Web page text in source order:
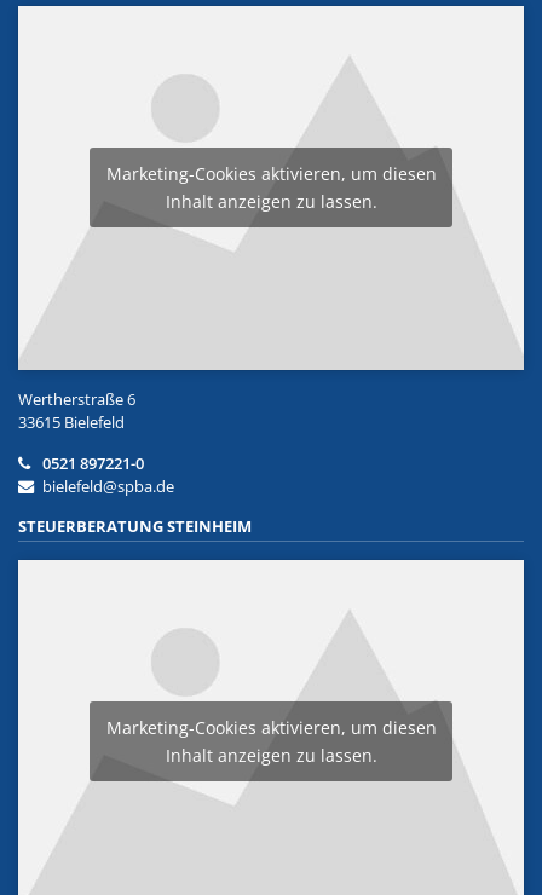
Marketing-Cookies aktivieren, um diesen
Inhalt anzeigen zu lassen.
Wertherstraße 6
33615 Bielefeld
0521 897221-0
bielefeld@spba.de
STEUERBERATUNG STEINHEIM
Marketing-Cookies aktivieren, um diesen
Inhalt anzeigen zu lassen.